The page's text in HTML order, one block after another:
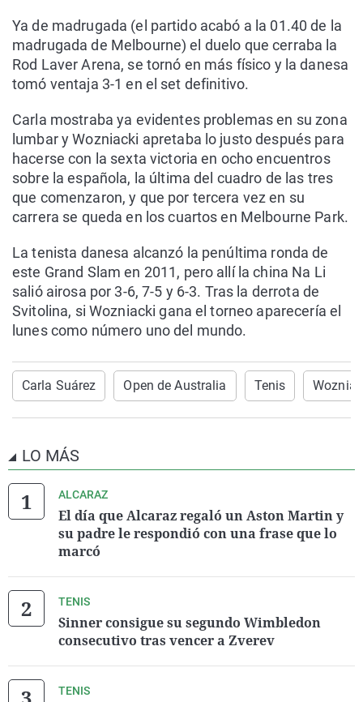
Ya de madrugada (el partido acabó a la 01.40 de la
madrugada de Melbourne) el duelo que cerraba la
Rod Laver Arena, se tornó en más físico y la danesa
tomó ventaja 3-1 en el set definitivo.
Carla mostraba ya evidentes problemas en su zona
lumbar y Wozniacki apretaba lo justo después para
hacerse con la sexta victoria en ocho encuentros
sobre la española, la última del cuadro de las tres
que comenzaron, y que por tercera vez en su
carrera se queda en los cuartos en Melbourne Park.
La tenista danesa alcanzó la penúltima ronda de
este Grand Slam en 2011, pero allí la china Na Li
salió airosa por 3-6, 7-5 y 6-3. Tras la derrota de
Svitolina, si Wozniacki gana el torneo aparecería el
lunes como número uno del mundo.
Carla Suárez Open de Australia Tenis
LO MÁS
ALCARAZ
El día que Alcaraz regaló un Aston Martin y
su padre le respondió con una frase que lo
marcó
TENIS
Sinner consigue su segundo Wimbledon
consecutivo tras vencer a Zverev
TENIS